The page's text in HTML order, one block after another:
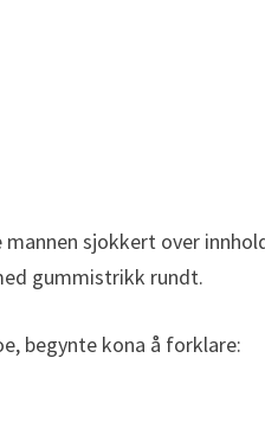
mannen sjokkert over
gummistrikk rundt.
begynte kona å forklare: